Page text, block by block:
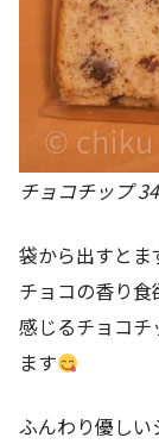
チョコチップ
袋から出すと
チョコの香り
感じるチョコチ
ます
ふんわり優し